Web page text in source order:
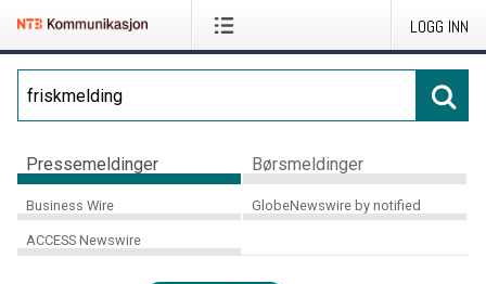
LOGG INN
Pressemeldinger Børsmeldinger
Business Wire GlobeNewswire by notified
ACCESS Newswire